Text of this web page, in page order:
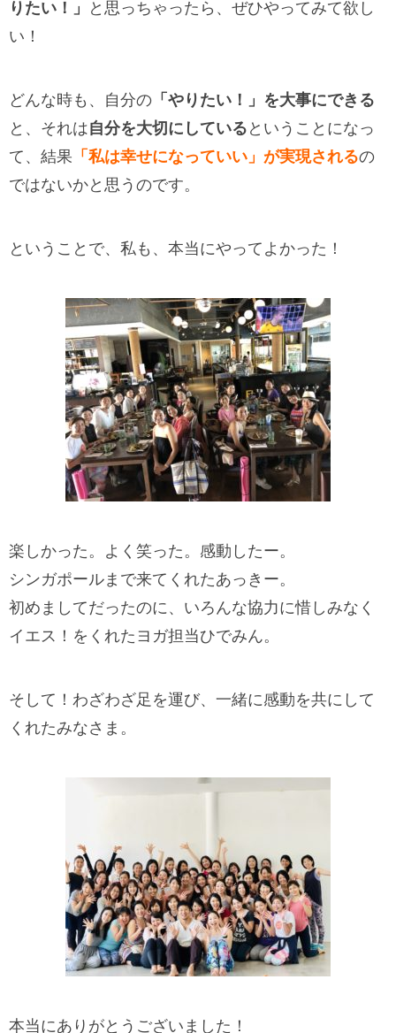
りたい！」
と思っちゃったら、ぜひやってみて欲し
い！
どんな時も、自分の 「やりたい！」を大事にできる
と、それは自分を大切にしている ということになっ
て、結果 「私は幸せになっていい」が実現されるの
ではないかと思うのです。
ということで、私も、本当にやってよかった！
楽しかった。よく笑った。感動したー。
シンガポールまで来てくれたあっきー。
初めましてだったのに、いろんな協力に惜しみなく
イエス！をくれたヨガ担当ひでみん。
そして！わざわざ足を運び、一緒に感動を共にして
くれたみなさま。
本当にありがとうございました！